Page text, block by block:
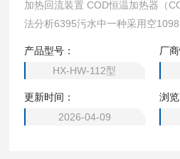
加热回流装置 COD恒温加热器（
法分析6395污水中一种采用空
度恒定均匀,操作方便,是一种实验手
产品型号：
HX-HW-112型
厂
更新时间：
2026-04-09
浏览